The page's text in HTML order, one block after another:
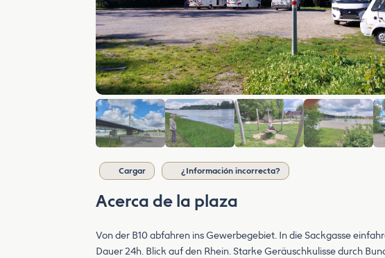
Cargar ¿Información incorrecta?
Acerca de la plaza
Von der B10 abfahren ins Gewerbegebiet. In die Sackgasse
Dauer 24h. Blick auf den Rhein. Starke Geräuschkulisse durch